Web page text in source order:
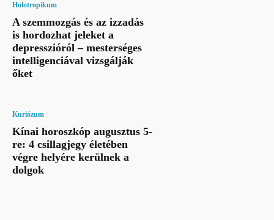
Holotropikum
A szemmozgás és az izzadás
is hordozhat jeleket a
depresszióról – mesterséges
intelligenciával vizsgálják
őket
Kuriózum
Kínai horoszkóp augusztus 5-
re: 4 csillagjegy életében
végre helyére kerülnek a
dolgok